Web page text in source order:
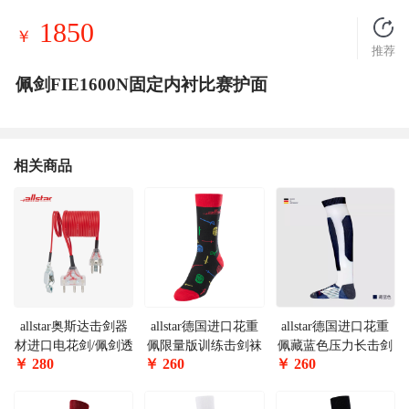
￥ 1850
推荐
佩剑FIE1600N固定内衬比赛护面
相关商品
allstar奥斯达击剑器
材进口电花剑/佩剑透
明头手线可参加国内
￥ 280
allstar德国进口花重
佩限量版训练击剑袜
BFSTR-S
￥ 260
allstar德国进口花重
佩藏蓝色压力长击剑
袜FSTR-UT
￥ 260